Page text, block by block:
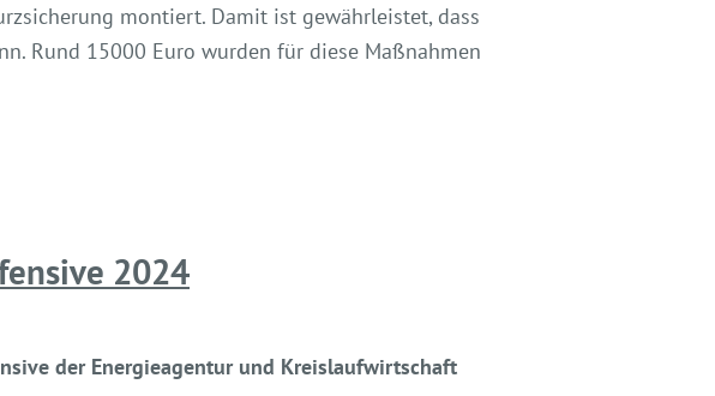
montiert. Damit ist gewährleistet, dass
Rund 15000 Euro wurden für diese Maßnahmen
2024
der Energieagentur und Kreislaufwirtschaft